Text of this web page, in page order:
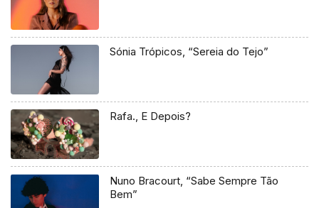
Sónia Trópicos, “Sereia do Tejo”
Rafa., E Depois?
Nuno Bracourt, “Sabe Sempre Tão
Bem”